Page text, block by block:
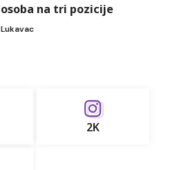
osoba na tri pozicije
Lukavac
2K